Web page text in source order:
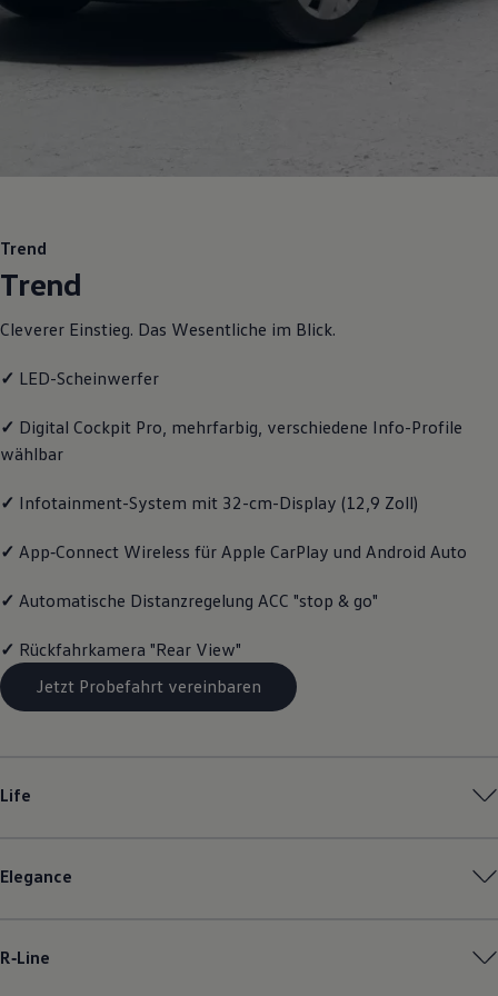
Motorenöl und Flüssigkeiten
Pannen- und Unfallhilfe
Economy Service
Transport
Updates für Software, Karten und Radio
Vorgängermodelle
Volkswagen Kundenbetreuung
Warn- und Kontrollleuchten
Live Beratung
Magazin
Transport
Elektromobilität
Volkswagen R
Volkswagen Kundenbetreuung
Trend
Trend
Cleverer Einstieg. Das Wesentliche im Blick.
✓ LED-Scheinwerfer
✓ Digital Cockpit Pro, mehrfarbig, verschiedene Info-Profile
wählbar
✓ Infotainment-System mit 32-cm-Display (12,9 Zoll)
✓ App‑Connect Wireless für Apple CarPlay und Android Auto
✓ Automatische Distanzregelung ACC "stop & go"
✓ Rückfahrkamera "Rear View"
Jetzt Probefahrt vereinbaren
Life
Elegance
R‑Line